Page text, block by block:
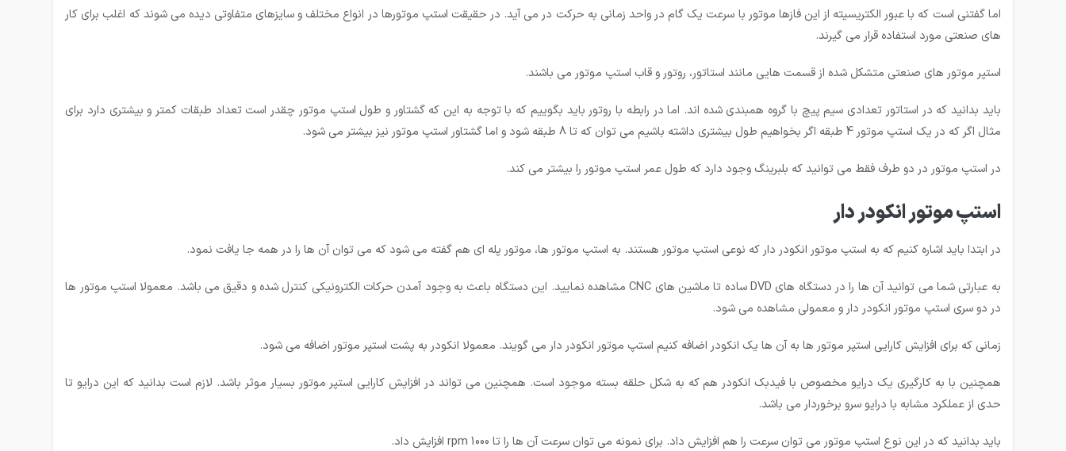
اما گفتنی است که با عبور الکتریسیته از این فازها موتور با سرعت یک گام در واحد زمانی به حرکت در می آید. در حقیقت استپ موتورها در انواع مختلف و سایزهای متفاوتی دیده می شوند که اغلب برای کار
های صنعتی مورد استفاده قرار می گیرند.
استپر موتور های صنعتی متشکل شده از قسمت هایی مانند استاتور، روتور و قاب استپ موتور می باشند.
باید بدانید که در استاتور تعدادی سیم پیچ با گروه همبندی شده اند. اما در رابطه با روتور باید بگوییم که با توجه به این که گشتاور و طول استپ موتور چقدر است تعداد طبقات کمتر و بیشتری دارد برای
مثال اگر که در یک استپ موتور 4 طبقه اگر بخواهیم طول بیشتری داشته باشیم می توان که تا 8 طبقه شود و اما گشتاور استپ موتور نیز بیشتر می شود.
در استپ موتور در دو طرف فقط می توانید که بلبرینگ وجود دارد که طول عمر استپ موتور را بیشتر می کند.
استپ موتور انکودر دار
در ابتدا باید اشاره کنیم که به استپ موتور انکودر دار که نوعی استپ موتور هستند. به استپ موتور ها، موتور پله ای هم گفته می شود که می توان آن ها را در همه جا یافت نمود.
به عبارتی شما می توانید آن ها را در دستگاه های DVD ساده تا ماشین های CNC مشاهده نمایید. این دستگاه باعث به وجود آمدن حرکات الکترونیکی کنترل شده و دقیق می باشد. معمولا استپ موتور ها
در دو سری استپ موتور انکودر دار و معمولی مشاهده می شود.
زمانی که برای افزایش کارایی استپر موتور ها به آن ها یک انکودر اضافه کنیم استپ موتور انکودر دار می گویند. معمولا انکودر به پشت استپر موتور اضافه می شود.
همچنین با به کارگیری یک درایو مخصوص با فیدبک انکودر هم که به شکل حلقه بسته موجود است. همچنین می تواند در افزایش کارایی استپر موتور بسیار موثر باشد. لازم است بدانید که این درایو تا
حدی از عملکرد مشابه با درایو سرو برخوردار می باشد.
باید بدانید که در این نوع استپ موتور می توان سرعت را هم افزایش داد. برای نمونه می توان سرعت آن ها را تا 1000 rpm افزایش داد.